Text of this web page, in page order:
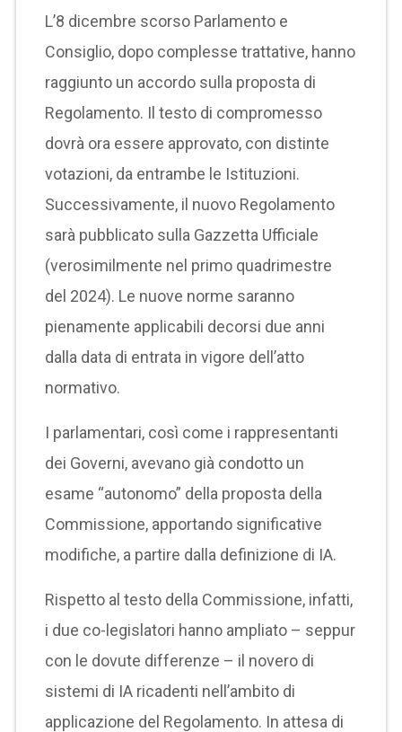
L’8 dicembre scorso Parlamento e
Consiglio, dopo complesse trattative, hanno
raggiunto un accordo sulla proposta di
Regolamento. Il testo di compromesso
dovrà ora essere approvato, con distinte
votazioni, da entrambe le Istituzioni.
Successivamente, il nuovo Regolamento
sarà pubblicato sulla Gazzetta Ufficiale
(verosimilmente nel primo quadrimestre
del 2024). Le nuove norme saranno
pienamente applicabili decorsi due anni
dalla data di entrata in vigore dell’atto
normativo.
I parlamentari, così come i rappresentanti
dei Governi, avevano già condotto un
esame “autonomo” della proposta della
Commissione, apportando significative
modifiche, a partire dalla definizione di IA.
Rispetto al testo della Commissione, infatti,
i due co-legislatori hanno ampliato – seppur
con le dovute differenze – il novero di
sistemi di IA ricadenti nell’ambito di
applicazione del Regolamento. In attesa di